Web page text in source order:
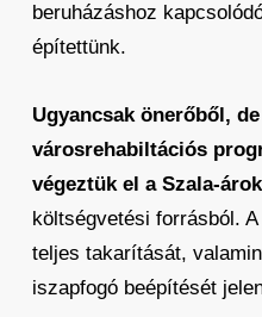
beruházáshoz
építettünk.
Ugyancsak önerőből,
városrehabiltációs
végeztük el a Szala-
költségvetési forrásból.
teljes takarítását,
iszapfogó beépítését